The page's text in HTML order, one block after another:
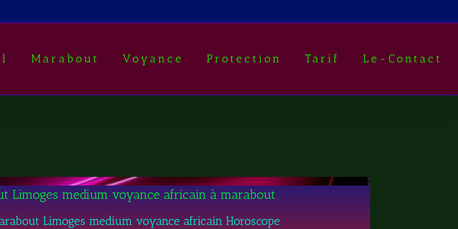
Marabout Voyance Protection Tarif Le-Contact
Limoges medium voyance africain à marabout
Limoges medium voyance africain Horoscope